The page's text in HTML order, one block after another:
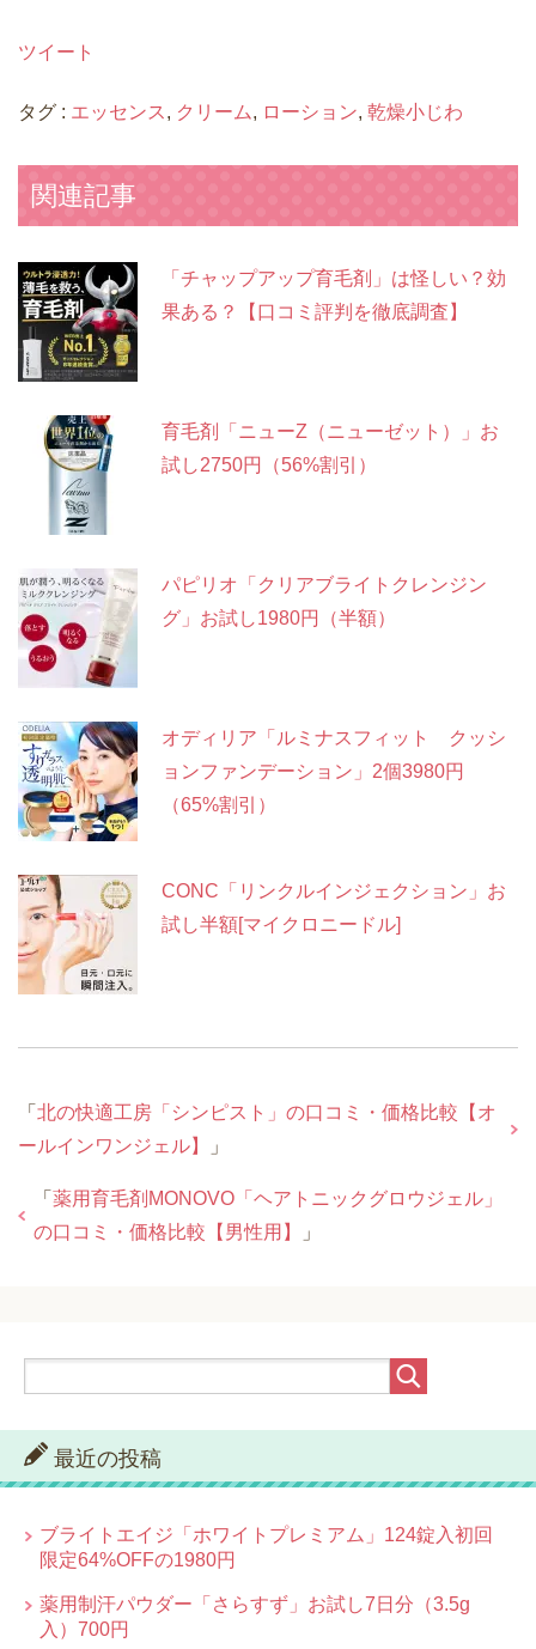
ツイート
タグ : エッセンス , クリーム, ローション, 乾燥小じわ
関連記事
「チャップアップ育毛剤」は怪しい？効
果ある？【口コミ評判を徹底調査】
育毛剤「ニューZ（ニューゼット）」お
試し2750円（56%割引）
パピリオ「クリアブライトクレンジン
グ」お試し1980円（半額）
オディリア「ルミナスフィット クッシ
ョンファンデーション」2個3980円
（65%割引）
CONC「リンクルインジェクション」お
試し半額[マイクロニードル]
「 北の快適工房「シンピスト」の口コミ・価格比較【オ
ールインワンジェル】
」
「 薬用育毛剤MONOVO「ヘアトニックグロウジェル」
の口コミ・価格比較【男性用】
」
最近の投稿
ブライトエイジ「ホワイトプレミアム」124錠入初回
限定64%OFFの1980円
薬用制汗パウダー「さらすず」お試し7日分（3.5g
入）700円